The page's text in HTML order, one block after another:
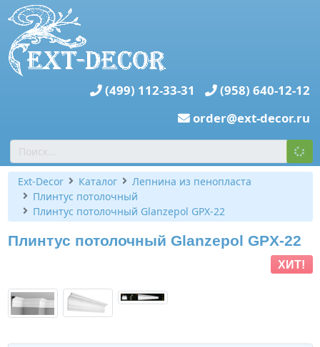
(499) 112-33-31
(958) 640-12-12
order@ext-decor.ru
Ext-Decor Каталог
Лепнина из пенопласта
Плинтус потолочный
Плинтус потолочный Glanzepol GPX-22
Плинтус потолочный Glanzepol GPX-22
ХИТ!